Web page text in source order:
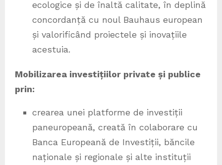
ecologice și de înaltă calitate, în deplină
concordanță cu noul Bauhaus european
și valorificând proiectele și inovațiile
acestuia.
Mobilizarea investițiilor private și publice
prin:
crearea unei platforme de investiții
paneuropeană, creată în colaborare cu
Banca Europeană de Investiții, băncile
naționale și regionale și alte instituții